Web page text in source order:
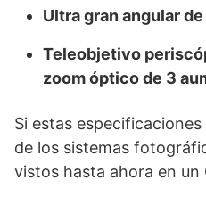
Ultra gran angular de
Teleobjetivo
zoom óptico de 3
Si estas
de los sistemas
vistos hasta ahora en un